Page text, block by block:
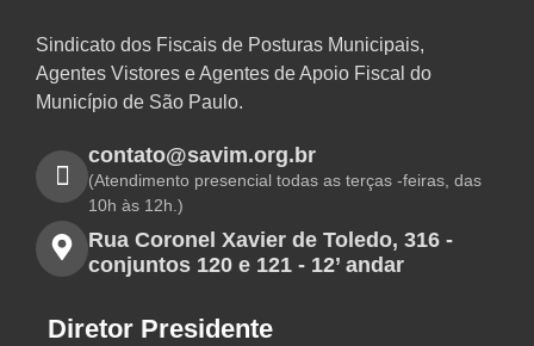
Sindicato dos Fiscais de Posturas Municipais,
Agentes Vistores e Agentes de Apoio Fiscal do
Município de São Paulo.
contato@savim.org.br
(Atendimento presencial todas as terças -feiras, das
10h às 12h.)
Rua Coronel Xavier de Toledo, 316 -
conjuntos 120 e 121 - 12’ andar
Diretor Presidente